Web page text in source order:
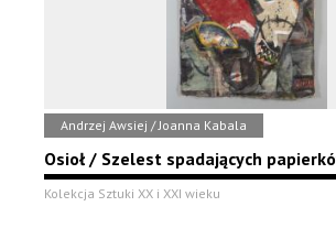
Andrzej Awsiej / Joanna Kabala
Osioł / Szelest spadających
Kolekcja Sztuki XX i XXI wieku